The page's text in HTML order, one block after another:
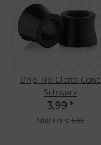
Drip Tip Cleito Cone
Schwarz
3,99 *
Alter Preis: 6,95